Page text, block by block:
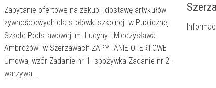
Zapytanie ofertowe na zakup i dostawę artykułów
żywnościowych dla stołówki szkolnej w Publicznej
Szkole Podstawowej im. Lucyny i Mieczysława
Ambrożów w Szerzawach ZAPYTANIE OFERTOWE
Umowa, wzór Zadanie nr 1- spożywka Zadanie nr 2-
warzywa...